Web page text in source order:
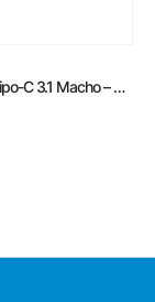
Conversor HDMI Aisens A109-0913/ USB + USB Tipo-C 3.1 Macho – HDMI Macho/ 15cm/ Gris